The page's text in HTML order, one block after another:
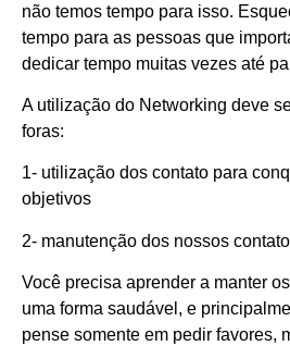
não temos tempo para isso.
tempo para as pessoas que
dedicar tempo muitas vezes até
A utilização do Networking deve
foras:
1- utilização dos contato para
objetivos
2- manutenção dos nossos
Você precisa aprender a manter
uma forma saudável, e
pense somente em pedir favores,